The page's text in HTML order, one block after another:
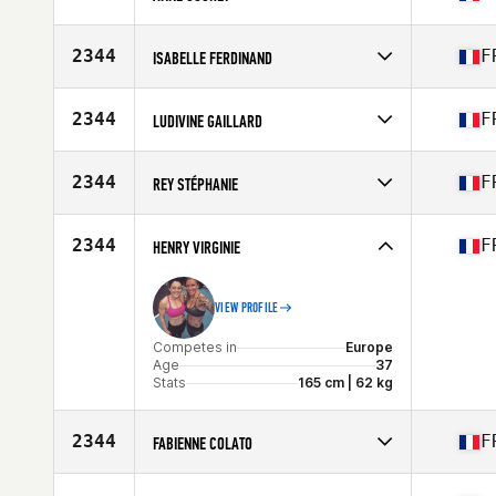
Stats
Age
29
Stats
2344 ISABELLE FERDINAND
Age
31
Stats
2344 LUDIVINE GAILLARD
Age
34
Stats
2344 REY STÉPHANIE
Age
39
2344 HENRY VIRGINIE
VIEW PROFILE
Competes in
Europe
Age
37
Stats
165 cm | 62 kg
2344 FABIENNE COLATO